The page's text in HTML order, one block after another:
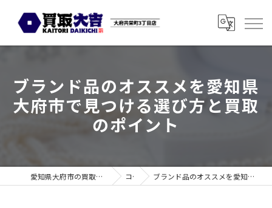
ブランド品のオススメを愛知県
大府市で見つける選び方と買取
のポイント
愛知県大府市の買取なら買取大吉 大府共栄町3丁目店 コラム ブランド品のオススメを愛知県大府市で見つける選び方と買取のポイント